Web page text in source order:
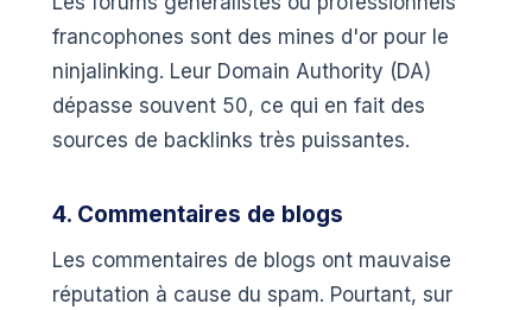
francophones sont des mines d'or pour le
ninjalinking. Leur Domain Authority (DA)
dépasse souvent 50, ce qui en fait des
sources de backlinks très puissantes.
4. Commentaires de blogs
Les commentaires de blogs ont mauvaise
réputation à cause du spam. Pourtant, sur